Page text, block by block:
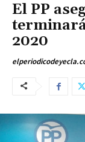
El PP
2020